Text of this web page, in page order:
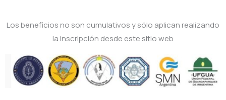
Los beneficios no son cumulativos y sólo aplican realizando
la inscripción desde este sitio web